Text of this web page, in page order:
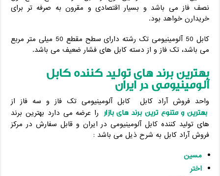
نصف فاز می باشد و بسیار اقتصادی و مقرون به صرفه تر برای
خریدارن خواهد بود.
کابل 50 آلومینیومی تک رشته دارای سطح مقطع 50 میلی متر مربع
می باشد، تک فاز و از دسته کابل های فشار ضعیف می باشد.
بهترین برند های تولید کننده کابل
آلومینیومی در ایران
واحد فروش آراد کابل کابل آلومینیومی تک فاز و سه فاز از
بهترین و متنوع ترین برند های بازار را عرضه می دارد بهترین برند
های تولید کننده کابل آلومینیومی در ایران و قابل سفارش در مرکز
فروش آراد کابل به شرح ذیل می باشد :
مسین
اختر